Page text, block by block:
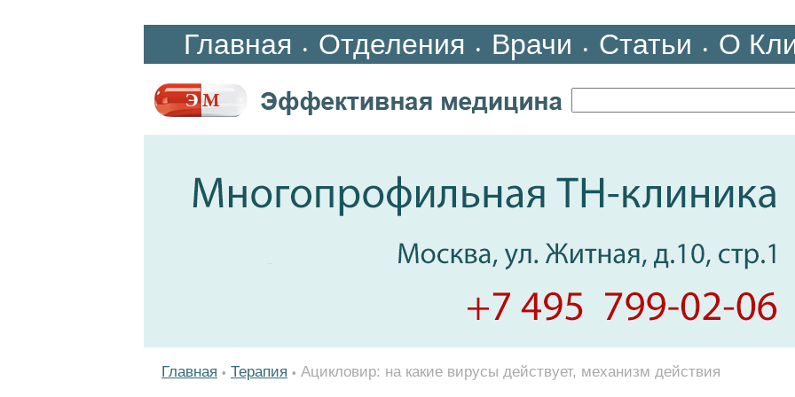
Главная • Отделения • Врачи • Статьи • О
Главная • Терапия • Ацикловир: на какие вирусы действует, механизм действия